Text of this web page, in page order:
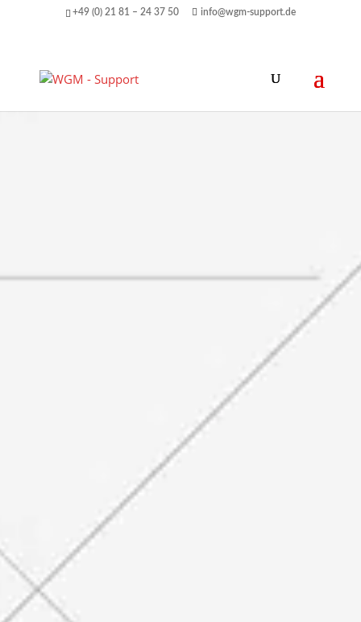
+49 (0) 21 81 – 24 37 50 info@wgm-support.de